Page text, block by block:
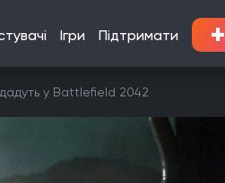
Ігри Підтримати +
у Battlefield 2042